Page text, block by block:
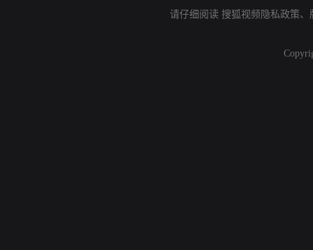
请仔细阅读 搜狐视频隐私政策、